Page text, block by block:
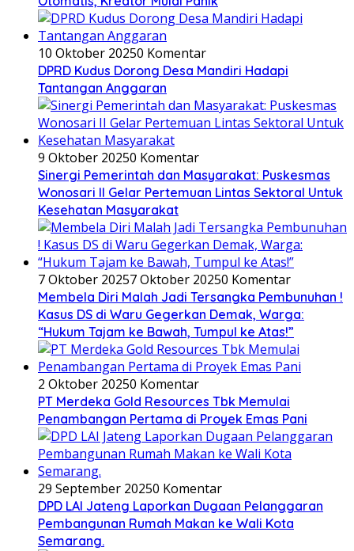
10 Oktober 20250 Komentar
DPRD Kudus Dorong Desa Mandiri Hadapi
Tantangan Anggaran
9 Oktober 20250 Komentar
Sinergi Pemerintah dan Masyarakat: Puskesmas
Wonosari II Gelar Pertemuan Lintas Sektoral Untuk
Kesehatan Masyarakat
7 Oktober 20257 Oktober 20250 Komentar
Membela Diri Malah Jadi Tersangka Pembunuhan !
Kasus DS di Waru Gegerkan Demak, Warga:
“Hukum Tajam ke Bawah, Tumpul ke Atas!”
2 Oktober 20250 Komentar
PT Merdeka Gold Resources Tbk Memulai
Penambangan Pertama di Proyek Emas Pani
29 September 20250 Komentar
DPD LAI Jateng Laporkan Dugaan Pelanggaran
Pembangunan Rumah Makan ke Wali Kota
Semarang.